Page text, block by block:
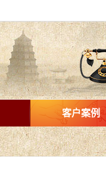
客户案例